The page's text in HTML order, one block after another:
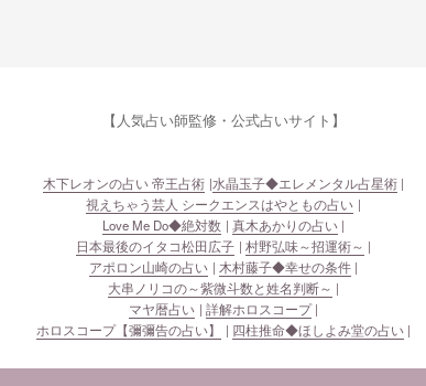
【人気占い師監修・公式占いサイト】
木下レオンの占い 帝王占術 水晶玉子◆エレメンタル占星術
視えちゃう芸人 シークエンスはやともの占い
Love Me Do◆絶対数
真木あかりの占い
日本最後のイタコ松田広子
村野弘味～招運術～
アポロン山崎の占い
木村藤子◆幸せの条件
大串ノリコの～紫微斗数と姓名判断～
マヤ暦占い
詳解ホロスコープ
ホロスコープ【彌彌告の占い】
四柱推命◆ほしよみ堂の占い